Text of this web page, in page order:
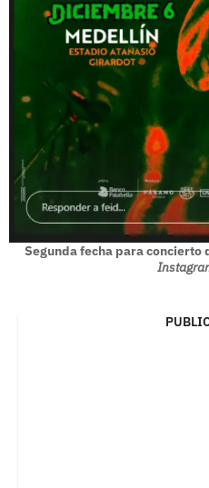
Segunda fecha para concierto